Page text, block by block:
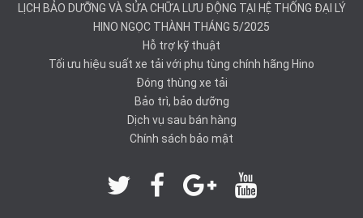
LỊCH BẢO DƯỠNG VÀ SỬA CHỮA LƯU ĐỘNG TẠI HỆ THỐNG ĐẠI LÝ
HINO NGỌC THÀNH THÁNG 5/2025
Hỗ trợ kỹ thuật
Tối ưu hiệu suất xe tải với phụ tùng chính hãng Hino
Đóng thùng xe tải
Bảo trì, bảo dưỡng
Dịch vụ sau bán hàng
Chính sách bảo mật